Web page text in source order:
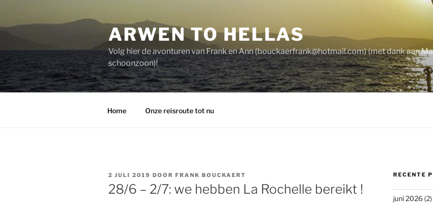
de
ARWEN TO HELLAS
Volg hier de avonturen van Frank en Ann (bouckaerfrank@hotmail.com) (met dank aan
schoonzoon)!
Home Onze reisroute tot nu
GEPLAATST
OP
2 JULI 2019 DOOR FRANK BOUCKAERT
28/6 – 2/7: we hebben La Rochelle bereikt !
RECENTE
juni 2026(2)